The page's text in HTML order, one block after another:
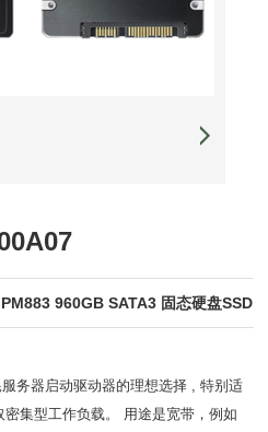
960GB SATA3 固态硬盘SSD
务器启动驱动器的理想选择 , 特别适
集型工作负载。 用途是宽带，例如